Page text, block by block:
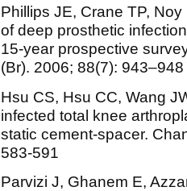
Phillips JE, Crane TP,
of deep prosthetic
15-year prospective
(Br). 2006; 88(7): 943–948
Hsu CS, Hsu CC, Wang
infected total knee
static cement-spacer.
583-591
Parvizi J, Ghanem E,